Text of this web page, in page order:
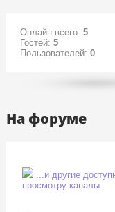
Онлайн всего: 5
Гостей: 5
Пользователей: 0
На форуме
...и другие
просмотру каналы.